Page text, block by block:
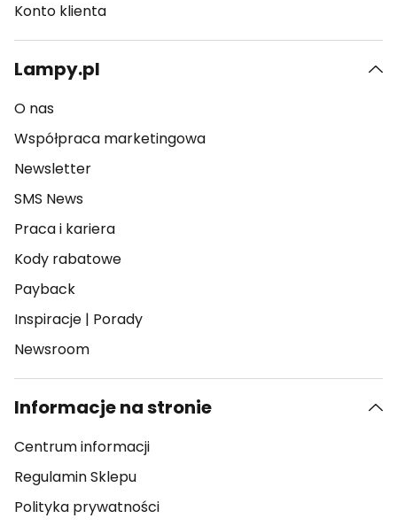
Konto klienta
Lampy.pl
O nas
Współpraca marketingowa
Newsletter
SMS News
Praca i kariera
Kody rabatowe
Payback
Inspiracje | Porady
Newsroom
Informacje na stronie
Centrum informacji
Regulamin Sklepu
Polityka prywatności